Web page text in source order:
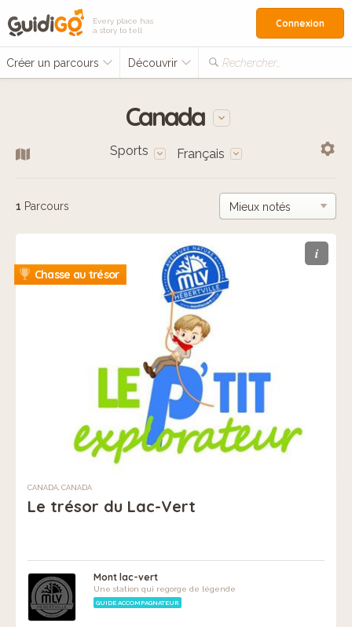
Every place has
a story to tell
Créer un parcours Découvrir Rechercher…
Connexion
Canada
Sports Français
1 Parcours
i
Chasse au trésor
CANADA, CANADA
Le trésor du Lac-Vert
Mont lac-vert
Une station qui regorge de légende
GUIDE ACCOMPAGNATEUR